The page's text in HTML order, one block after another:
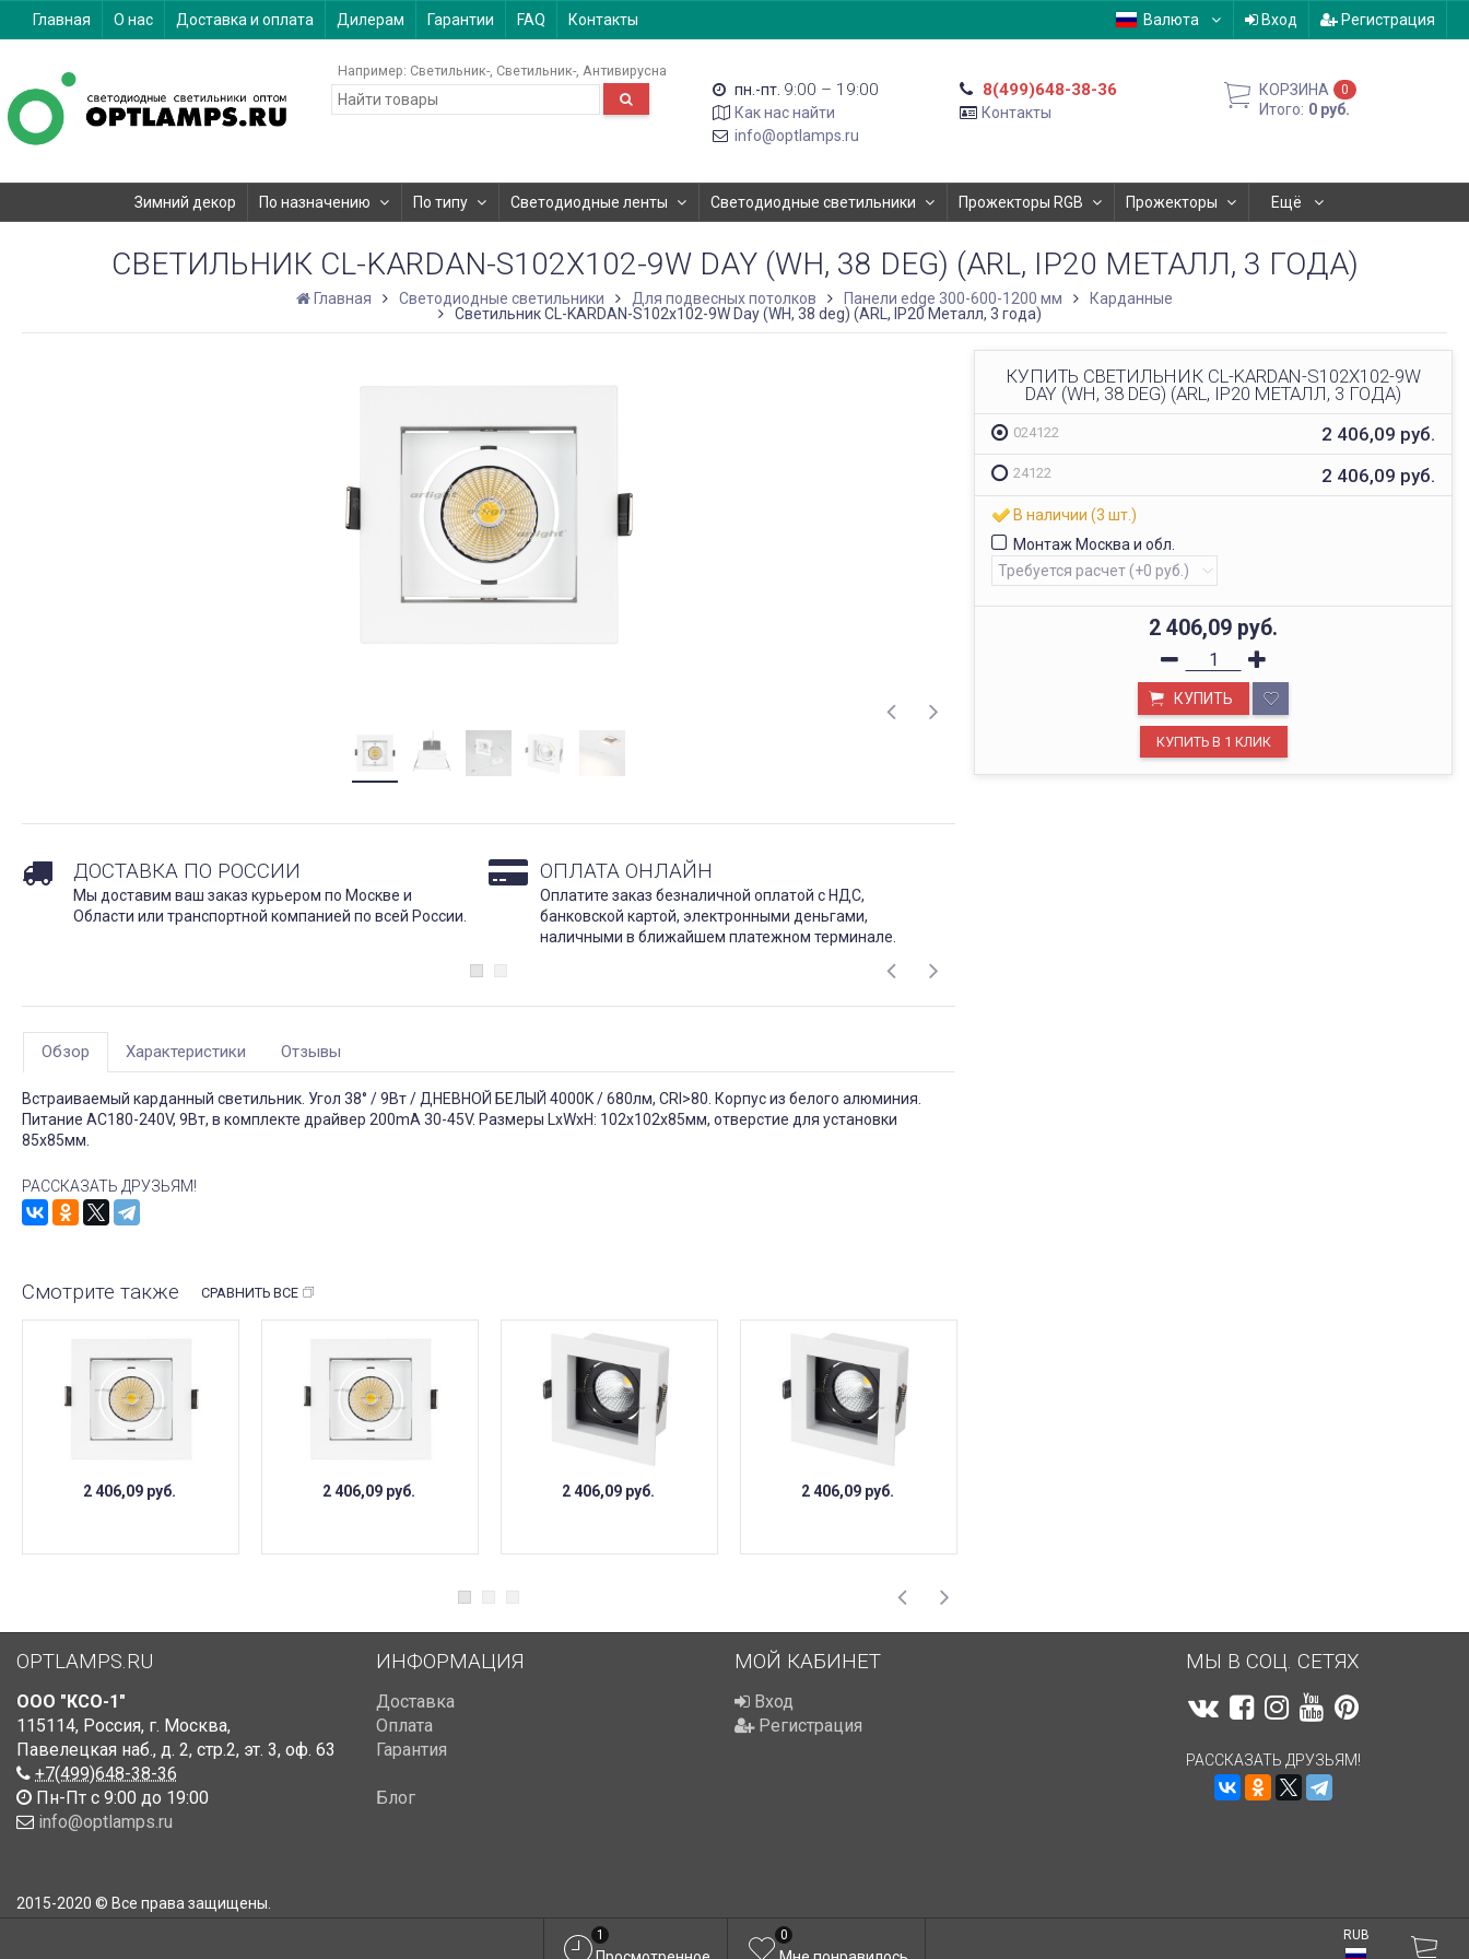
Главная О нас Доставка и оплата Дилерам Гарантии FAQ Контакты Валюта Вход Регистрация
Например: Светильник- Светильник- Антивирусна
пн.-пт. 9:00 – 19:00
Как нас найти
info@optlamps.ru
8(499)648-38-36
Контакты
КОРЗИНА 0
Итого: 0 руб.
Зимний декор По назначению По типу Светодиодные ленты Светодиодные светильники Прожекторы RGB Прожекторы Ещё
СВЕТИЛЬНИК CL-KARDAN-S102X102-9W DAY (WH, 38 DEG) (ARL, IP20 МЕТАЛЛ, 3 ГОДА)
Главная Светодиодные светильники Для подвесных потолков Панели edge 300-600-1200 мм
Карданные
Светильник CL-KARDAN-S102x102-9W Day (WH, 38 deg) (ARL, IP20 Металл, 3 года)
КУПИТЬ СВЕТИЛЬНИК CL-KARDAN-S102X102-9W
DAY (WH, 38 DEG) (ARL, IP20 МЕТАЛЛ, 3 ГОДА)
024122 2 406,09 руб.
24122 2 406,09 руб.
В наличии (3 шт.)
Монтаж Москва и обл.
2 406,09 руб.
КУПИТЬ
ДОСТАВКА ПО РОССИИ
Мы доставим ваш заказ курьером по Москве и
Области или транспортной компанией по всей России.
ОПЛАТА ОНЛАЙН
Оплатите заказ безналичной оплатой с НДС,
банковской картой, электронными деньгами,
наличными в ближайшем платежном терминале.
Обзор Характеристики Отзывы
Встраиваемый карданный светильник. Угол 38° / 9Вт / ДНЕВНОЙ БЕЛЫЙ 4000K / 680лм, CRI>80. Корпус из белого алюминия.
Питание AC180-240V, 9Вт, в комплекте драйвер 200mA 30-45V. Размеры LxWxH: 102х102x85мм, отверстие для установки
85x85мм.
РАССКАЗАТЬ ДРУЗЬЯМ!
Смотрите также СРАВНИТЬ ВСЕ
2 406,09 руб. 2 406,09 руб. 2 406,09 руб. 2 406,09 руб.
OPTLAMPS.RU
ООО "КСО-1"
115114, Россия, г. Москва,
Павелецкая наб., д. 2, стр.2, эт. 3, оф. 63
+7(499)648-38-36
Пн-Пт с 9:00 до 19:00
info@optlamps.ru
ИНФОРМАЦИЯ
Доставка
Оплата
Гарантия
Блог
МОЙ КАБИНЕТ
Вход
Регистрация
МЫ В СОЦ. СЕТЯХ
РАССКАЗАТЬ ДРУЗЬЯМ!
2015-2020 © Все права защищены.
1 0 RUB